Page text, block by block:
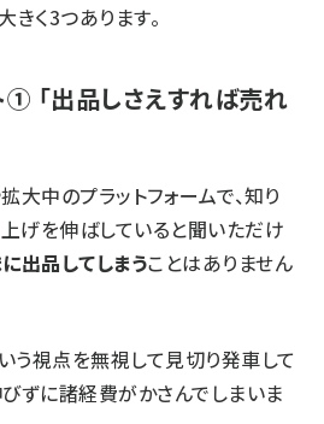
きく3つあります。
① 「出品しさえすれば売れ
大中のプラットフォームで、知り
げを伸ばしていると聞いただけ
出品してしまうことはありません
う視点を無視して見切り発車して
びずに諸経費がかさんでしまいま